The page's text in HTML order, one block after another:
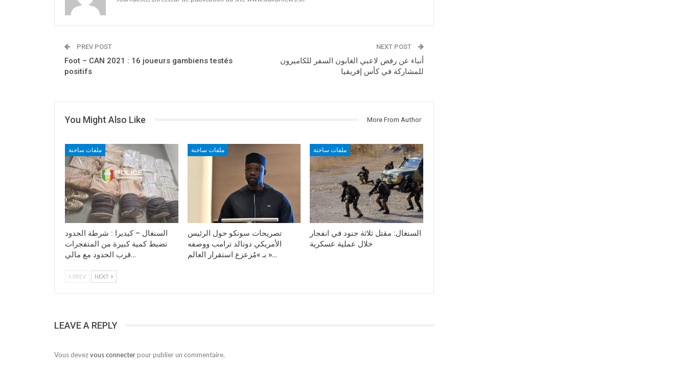
PREV POST
Foot – CAN 2021 : 16 joueurs gambiens testés
positifs
NEXT POST
أنباء عن رفض لاعبي الغابون السفر للكاميرون
للمشاركة في كأس إفريقيا
You Might Also Like More From Author
ملفات ساخنة
السنغال – كيديرا : شرطة الحدود
تضبط كمية كبيرة من المتفجرات
قرب الحدود مع مالي…
ملفات ساخنة
تصريحات سونكو حول الرئيس
الأمريكي دونالد ترامب ووصفه
بـ »مُزعزع استقرار العالم »…
ملفات ساخنة
السنغال: مقتل ثلاثة جنود في انفجار
خلال عملية عسكرية
PREV NEXT
LEAVE A REPLY
Vous devezvous connecterpour publier un commentaire.